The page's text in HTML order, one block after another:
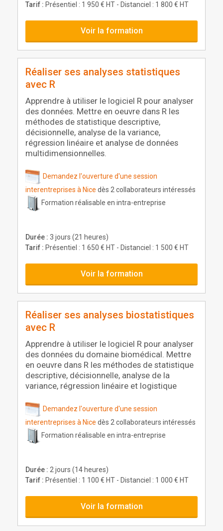
Tarif : Présentiel : 1 950 € HT - Distanciel : 1 800 € HT
Voir la formation
Réaliser ses analyses statistiques
avec R
Apprendre à utiliser le logiciel R pour analyser
des données. Mettre en oeuvre dans R les
méthodes de statistique descriptive,
décisionnelle, analyse de la variance,
régression linéaire et analyse de données
multidimensionnelles.
Demandez l'ouverture d'une session
interentreprises à Nice dès 2 collaborateurs intéressés
Formation réalisable en intra-entreprise
Durée : 3 jours (21 heures)
Tarif : Présentiel : 1 650 € HT - Distanciel : 1 500 € HT
Voir la formation
Réaliser ses analyses biostatistiques
avec R
Apprendre à utiliser le logiciel R pour analyser
des données du domaine biomédical. Mettre
en oeuvre dans R les méthodes de statistique
descriptive, décisionnelle, analyse de la
variance, régression linéaire et logistique
Demandez l'ouverture d'une session
interentreprises à Nice dès 2 collaborateurs intéressés
Formation réalisable en intra-entreprise
Durée : 2 jours (14 heures)
Tarif : Présentiel : 1 100 € HT - Distanciel : 1 000 € HT
Voir la formation